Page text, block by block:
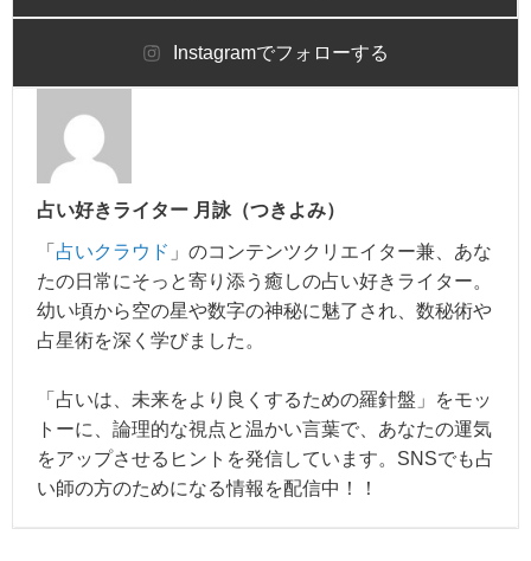
Instagramでフォローする
占い好きライター 月詠（つきよみ）
「 占いクラウド 」のコンテンツクリエイター兼、あな
たの日常にそっと寄り添う癒しの占い好きライター。
幼い頃から空の星や数字の神秘に魅了され、数秘術や
占星術を深く学びました。
「占いは、未来をより良くするための羅針盤」をモッ
トーに、論理的な視点と温かい言葉で、あなたの運気
をアップさせるヒントを発信しています。SNSでも占
い師の方のためになる情報を配信中！！